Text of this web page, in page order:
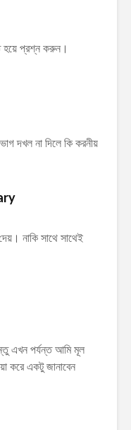
হয়ে প্রশ্ন করুন।
দখল না দিলে কি করনীয়
নাকি সাথে সাথেই
এখন পর্যন্ত আমি মূল
করে একটু জানাবেন